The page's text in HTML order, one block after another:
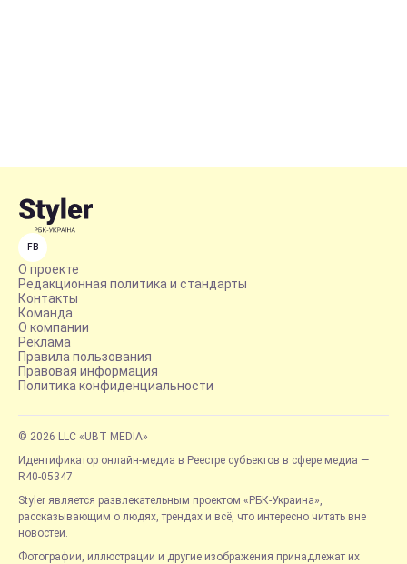
FB
О проекте
Редакционная политика и стандарты
Контакты
Команда
О компании
Реклама
Правила пользования
Правовая информация
Политика конфиденциальности
© 2026 LLC «UBT MEDIA»
Идентификатор онлайн-медиа в Реестре субъектов в сфере медиа —
R40-05347
Styler является развлекательным проектом «РБК-Украина»,
рассказывающим о людях, трендах и всё, что интересно читать вне
новостей.
Фотографии, иллюстрации и другие изображения принадлежат их